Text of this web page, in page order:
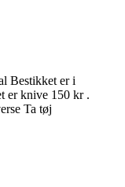
Bestikket er i
er knive 150 kr .
Ta tøj